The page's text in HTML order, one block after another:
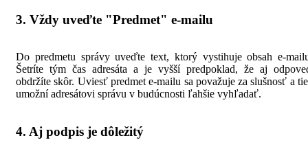
3. Vždy uveďte "Predmet" e-mailu
Do predmetu správy uveďte text, ktorý vystihuje obsah e-
Šetríte tým čas adresáta a je vyšší predpoklad, že aj
obdržíte skôr. Uviesť predmet e-mailu sa považuje za slušnosť a
umožní adresátovi správu v budúcnosti ľahšie vyhľadať.
4. Aj podpis je dôležitý